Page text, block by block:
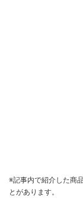
※記事内で紹介した商
とがあります。